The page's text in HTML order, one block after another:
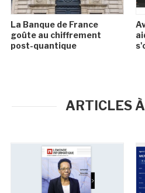
La Banque de France
goûte au chiffrement
post-quantique
ARTICLES